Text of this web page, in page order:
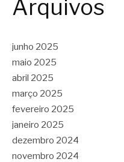
Arquivos
junho 2025
maio 2025
abril 2025
março 2025
fevereiro 2025
janeiro 2025
dezembro 2024
novembro 2024